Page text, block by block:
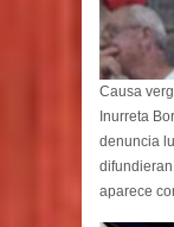
Causa
Inurreta
denuncia
aparece